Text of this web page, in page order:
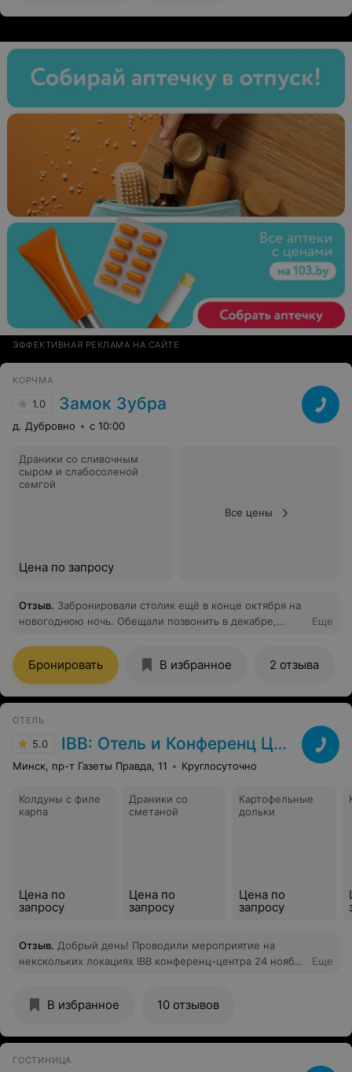
нахожусь и требую ее деньги а не свои.
ЭФФЕКТИВНАЯ РЕКЛАМА НА САЙТЕ
КОРЧМА
1.0 Замок Зубра
д. Дубровно с 10:00
Драники со сливочным
сыром и слабосоленой
семгой
Цена по запросу
Все цены
Отзыв. Забронировали столик ещё в конце октября на
новогоднюю ночь. Обещали позвонить в декабре,
дальнейшего заказа - так и не позвонили. Перезвонили
мы сами 26 декабря - в итоге сказали, что нас
вычеркнули потому что мы не внесли аванс. А по факту
даже не записывали вовсе-т.к. ни фамилии, ни номера
телефона у них нашего не было. Администратор
абсолютно не умеет. Хамское общение с её стороны
оставляет не самые лучшие впечатления о вашем
другое заведение и все организовали для нас на
высшем уровне.
Еще
Бронировать В избранное 2 отзыва
ОТЕЛЬ
5.0 IBB: Отель и Конференц Центр
Минск, пр-т Газеты Правда, 11 Круглосуточно
Колдуны с филе
карпа
Цена по
запросу
Драники со
сметаной
Цена по
запросу
Картофельные
дольки
Цена по
запросу
Отзыв. Добрый день! Проводили мероприятие на
некскольких локациях IBB конференц-центра 24 ноября
либо технических или логистических неполадок.
к мероприятию также был своевременна и проста.
Спасибо за гибкость и профессионализм! Алеся,
Еще
В избранное 10 отзывов
ГОСТИНИЦА